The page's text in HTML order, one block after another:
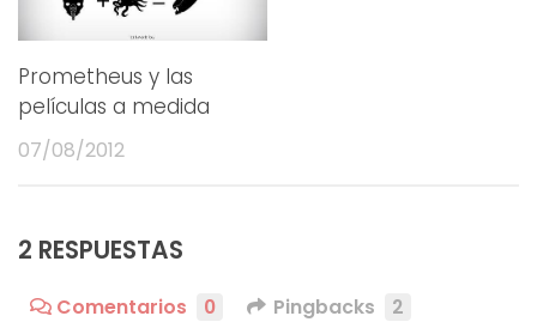
Prometheus y las
películas a medida
07/08/2012
2 RESPUESTAS
Comentarios 0 Pingbacks 2